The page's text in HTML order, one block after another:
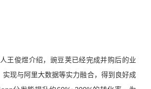
王俊煜介绍，豌豆荚已经完成并购后的业
实现与阿里大数据等实力融合，得到良好成